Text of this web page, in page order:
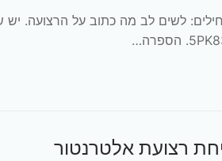
לשים לב מה כתוב על הרצועה. יש
רצועת אלטרנטור